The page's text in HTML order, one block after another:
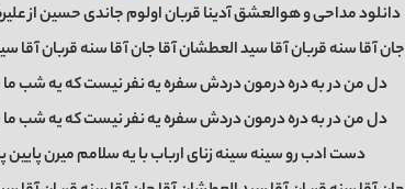
دانلود مداحی و هوالعشق آدینا قربان اولوم جاندی حسین از
جان آقا سنه قربان آقا سید العطشان آقا جان آقا سنه قربان آقا
دل من در به دره درمون دردش سفره یه نفر نیست که یه شب ما
دل من در به دره درمون دردش سفره یه نفر نیست که یه شب ما
دست ادب رو سینه سینه زنای ارباب با یه سلامم میرن پایین